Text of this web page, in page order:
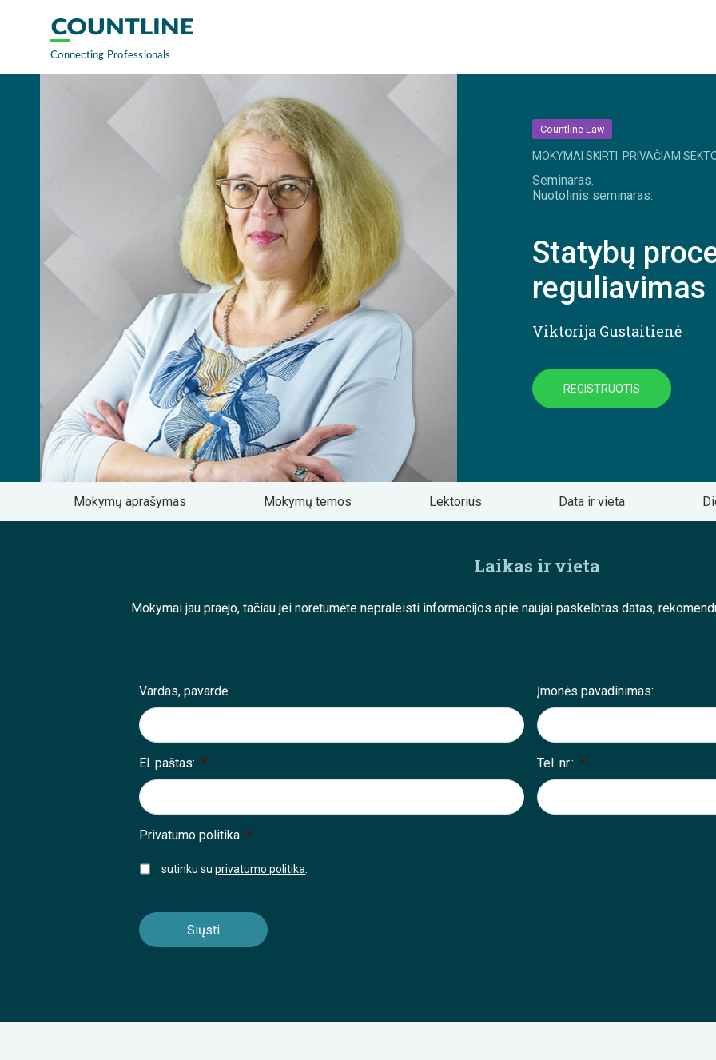
Countline Law
MOKYMAI SKIRTI: PRIVAČIAM
Seminaras.
Nuotolinis seminaras.
Statybų
reguliavimas
Viktorija Gustaitienė
REGISTRUOTIS
Mokymų aprašymas Mokymų temos Lektorius Data ir vieta
Laikas ir vieta
Mokymai jau praėjo, tačiau jei norėtumėte nepraleisti informacijos apie naujai paskelbtas datas,
;
Vardas, pavardė: Įmonės pavadinimas:
El. paštas: * Tel. nr.: *
Privatumo politika *
sutinku suprivatumo politika